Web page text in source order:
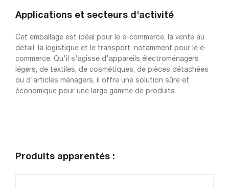
Applications et secteurs d'activité
Cet emballage est idéal pour le e-commerce, la vente au
détail, la logistique et le transport, notamment pour le e-
commerce. Qu'il s'agisse d'appareils électroménagers
légers, de textiles, de cosmétiques, de pièces détachées
ou d'articles ménagers, il offre une solution sûre et
économique pour une large gamme de produits.
Produits apparentés :